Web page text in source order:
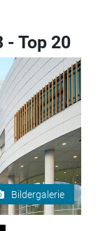
Top 20
Bildergalerie